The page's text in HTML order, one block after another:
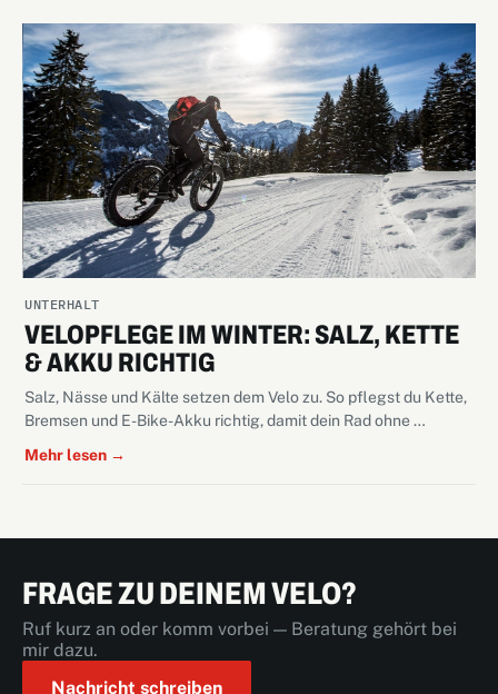
UNTERHALT
VELOPFLEGE IM WINTER: SALZ, KETTE
& AKKU RICHTIG
Salz, Nässe und Kälte setzen dem Velo zu. So pflegst du Kette,
Bremsen und E-Bike-Akku richtig, damit dein Rad ohne …
Mehr lesen →
FRAGE ZU DEINEM VELO?
Ruf kurz an oder komm vorbei — Beratung gehört bei
mir dazu.
Nachricht schreiben